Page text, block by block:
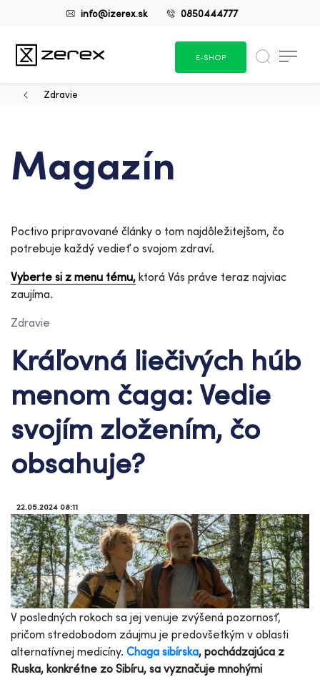
info@izerex.sk 0850444777
E-SHOP
Zdravie
Magazín
Poctivo pripravované články o tom najdôležitejšom, čo
potrebuje každý vedieť o svojom zdraví.
Vyberte si z menu tému, ktorá Vás práve teraz najviac
zaujíma.
Zdravie
Kráľovná liečivých húb
menom čaga: Vedie
svojím zložením, čo
obsahuje?
22.05.2024 08:11
V posledných rokoch sa jej venuje zvýšená pozornosť,
pričom stredobodom záujmu je predovšetkým v oblasti
alternatívnej medicíny. Chaga sibírska, pochádzajúca z
Ruska, konkrétne zo Sibíru, sa vyznačuje mnohými